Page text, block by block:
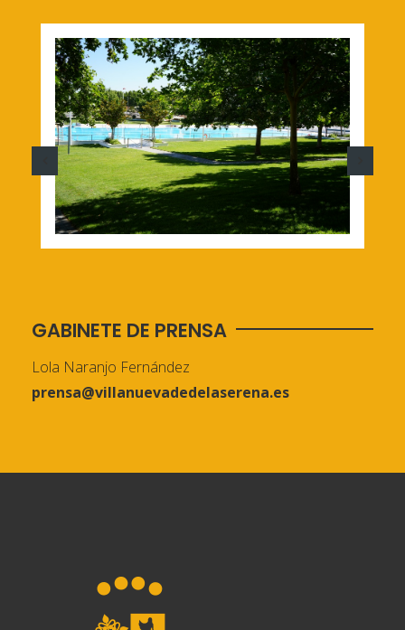
GABINETE DE PRENSA
Lola Naranjo Fernández
prensa@villanuevadedelaserena.es